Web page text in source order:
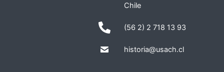
Chile
(56 2) 2 718 13 93
historia@usach.cl